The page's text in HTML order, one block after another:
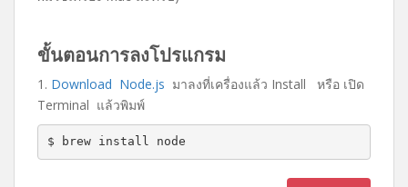
o
r
ขั้นตอนการลงโปรแกรม
1. Download Node.js มาลงที่เครื่องแล้ว Install หรือ เปิด
Terminal แล้วพิมพ์
$ brew install node